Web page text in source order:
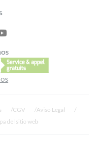
CGV
Aviso Legal
del sitio web